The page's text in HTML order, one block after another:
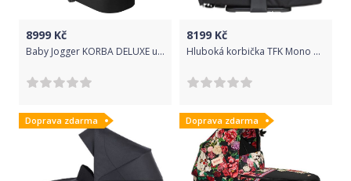
8999 Kč
Baby Jogger KORBA DELUXE univerzální
8199 Kč
Hluboká korbička TFK Mono Combi Black 2020
Doprava zdarma Doprava zdarma